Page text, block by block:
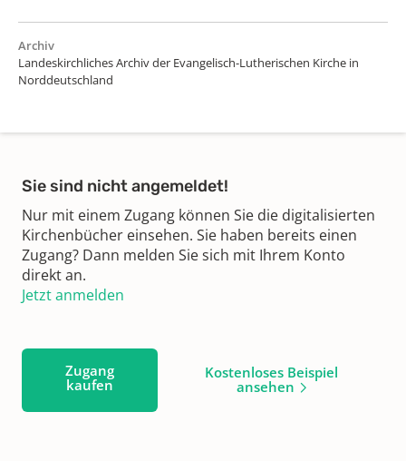
Archiv
Landeskirchliches Archiv der Evangelisch-Lutherischen Kirche in
Norddeutschland
Sie sind nicht angemeldet!
Nur mit einem Zugang können Sie die digitalisierten
Kirchenbücher einsehen. Sie haben bereits einen
Zugang? Dann melden Sie sich mit Ihrem Konto
direkt an.
Jetzt anmelden
Zugang
kaufen
Kostenloses Beispiel
ansehen